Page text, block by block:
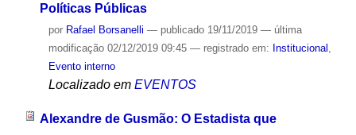
Políticas Públicas
por Rafael Borsanelli — publicado19/11/2019 — última
modificação02/12/2019 09:45 — registrado em: Institucional
Evento interno
Localizado em EVENTOS
Alexandre de Gusmão: O Estadista que